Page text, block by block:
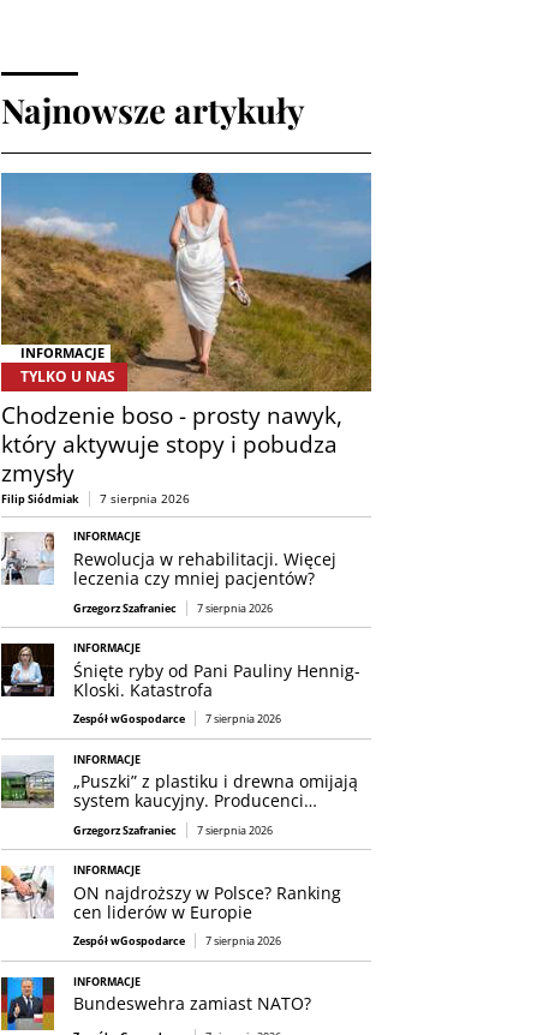
Najnowsze artykuły
INFORMACJE
TYLKO U NAS
Chodzenie boso - prosty nawyk,
który aktywuje stopy i pobudza
zmysły
Filip Siódmiak 7 sierpnia 2026
INFORMACJE
Rewolucja w rehabilitacji. Więcej
leczenia czy mniej pacjentów?
Grzegorz Szafraniec 7 sierpnia 2026
INFORMACJE
Śnięte ryby od Pani Pauliny Hennig-
Kloski. Katastrofa
Zespół wGospodarce 7 sierpnia 2026
INFORMACJE
„Puszki” z plastiku i drewna omijają
system kaucyjny. Producenci…
Grzegorz Szafraniec 7 sierpnia 2026
INFORMACJE
ON najdroższy w Polsce? Ranking
cen liderów w Europie
Zespół wGospodarce 7 sierpnia 2026
INFORMACJE
Bundeswehra zamiast NATO?